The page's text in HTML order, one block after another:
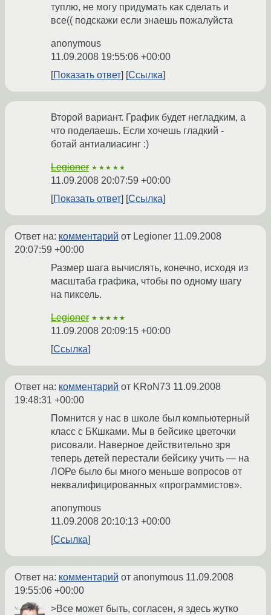
туплю, не могу придумать как сделать и
все(( подскажи если знаешь пожалуйста
anonymous
11.09.2008 19:55:06 +00:00
Показать ответ
Ссылка
Второй вариант. График будет негладким, а
что поделаешь. Если хочешь гладкий -
ботай антиалиасинг :)
Legioner ★★★★★
11.09.2008 20:07:59 +00:00
Показать ответ
Ссылка
Ответ на: комментарий от Legioner 11.09.2008
20:07:59 +00:00
Размер шага вычислять, конечно, исходя из
масштаба графика, чтобы по одному шагу
на пиксель.
Legioner ★★★★★
11.09.2008 20:09:15 +00:00
Ссылка
Ответ на: комментарий от KRoN73 11.09.2008
19:48:31 +00:00
Помнится у нас в школе был компьютерный
класс с БКшками. Мы в бейсике цветочки
рисовали. Наверное действительно зря
теперь детей перестали бейсику учить — на
ЛОРе было бы много меньше вопросов от
неквалифицированных «программистов».
anonymous
11.09.2008 20:10:13 +00:00
Ссылка
Ответ на: комментарий от anonymous 11.09.2008
19:55:06 +00:00
>Все может быть, согласен, я здесь жутко